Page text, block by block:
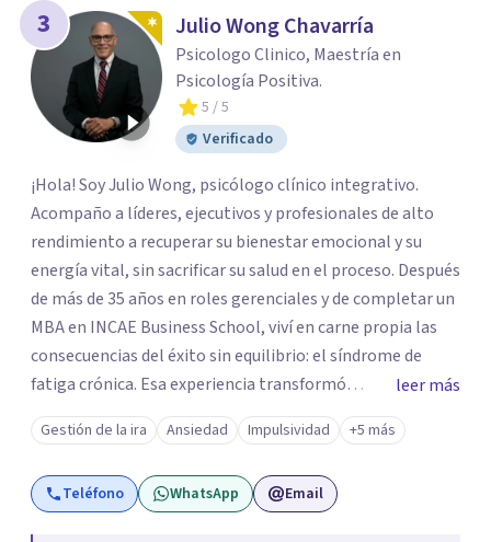
3 Julio Wong Chavarría
Psicologo Clinico, Maestría en
Psicología Positiva.
5 / 5
Verificado
¡Hola! Soy Julio Wong, psicólogo clínico integrativo.
Acompaño a líderes, ejecutivos y profesionales de alto
rendimiento a recuperar su bienestar emocional y su
energía vital, sin sacrificar su salud en el proceso. Después
de más de 35 años en roles gerenciales y de completar un
MBA en INCAE Business School, viví en carne propia las
consecuencias del éxito sin equilibrio: el síndrome de
fatiga crónica. Esa experiencia transformó
profundamente mi vida y hoy me permite comprender,
desde la experiencia personal y la formación clínica, los
desafíos de quienes viven bajo alta presión. Mi enfoque
integra la psicología clínica profunda con herramientas
leer más
Gestión de la ira Ansiedad Impulsividad +5 más
Teléfono WhatsApp Email